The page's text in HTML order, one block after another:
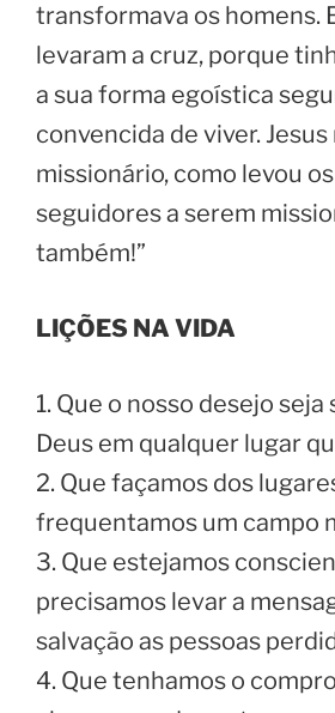
transformava os homens.
levaram a cruz, porque
a sua forma egoística
convencida de viver. Jesus
missionário, como levou
seguidores a serem
também!”
LIÇÕES NA VIDA
1. Que o nosso desejo seja
Deus em qualquer lugar
2. Que façamos dos
frequentamos um campo
3. Que estejamos
precisamos levar a
salvação as pessoas
4. Que tenhamos o